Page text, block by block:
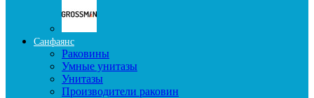
Санфаянс
Раковины
Умные унитазы
Унитазы
Производители раковин